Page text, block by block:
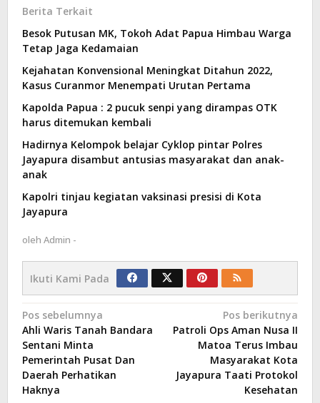
Berita Terkait
Besok Putusan MK, Tokoh Adat Papua Himbau Warga
Tetap Jaga Kedamaian
Kejahatan Konvensional Meningkat Ditahun 2022,
Kasus Curanmor Menempati Urutan Pertama
Kapolda Papua : 2 pucuk senpi yang dirampas OTK
harus ditemukan kembali
Hadirnya Kelompok belajar Cyklop pintar Polres
Jayapura disambut antusias masyarakat dan anak-
anak
Kapolri tinjau kegiatan vaksinasi presisi di Kota
Jayapura
oleh Admin -
Ikuti Kami Pada
Navigasi
pos
Pos sebelumnya
Ahli Waris Tanah Bandara
Sentani Minta
Pemerintah Pusat Dan
Daerah Perhatikan
Haknya
Pos berikutnya
Patroli Ops Aman Nusa II
Matoa Terus Imbau
Masyarakat Kota
Jayapura Taati Protokol
Kesehatan